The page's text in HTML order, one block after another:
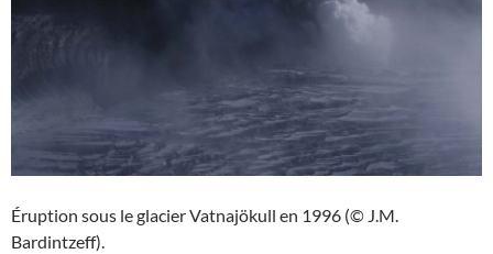
Éruption sous le glacier Vatnajökull en 1996 (© J.M.
Bardintzeff).